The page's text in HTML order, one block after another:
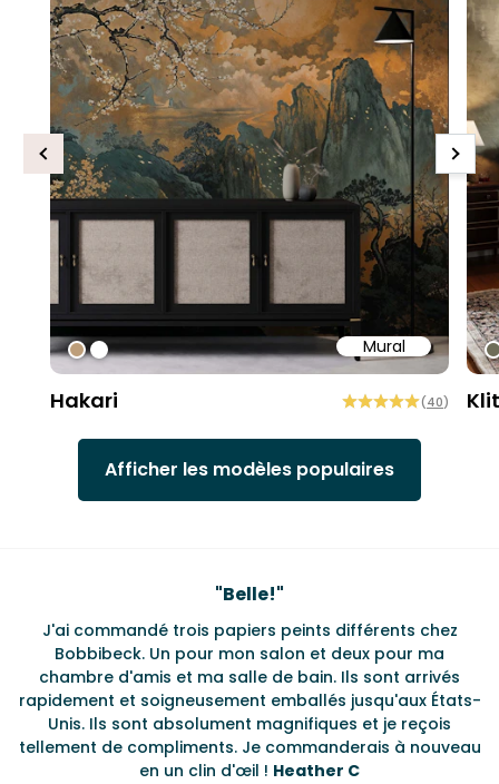
Mural
#bd9e7a
#ffffff
Hakari (40)
Previous Next
Afficher les modèles populaires
"Belle!"
J'ai commandé trois papiers peints différents chez
Bobbibeck. Un pour mon salon et deux pour ma
chambre d'amis et ma salle de bain. Ils sont arrivés
rapidement et soigneusement emballés jusqu'aux États-
Unis. Ils sont absolument magnifiques et je reçois
tellement de compliments. Je commanderais à nouveau
en un clin d'œil ! Heather C